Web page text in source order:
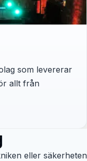
som levererar
allt från
eller säkerheten